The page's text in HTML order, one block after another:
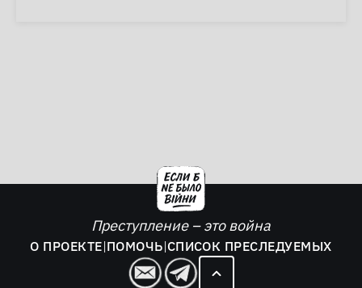
Преступление – это война
О ПРОЕКТЕ|ПОМОЧЬ|СПИСОК ПРЕСЛЕДУЕМЫХ